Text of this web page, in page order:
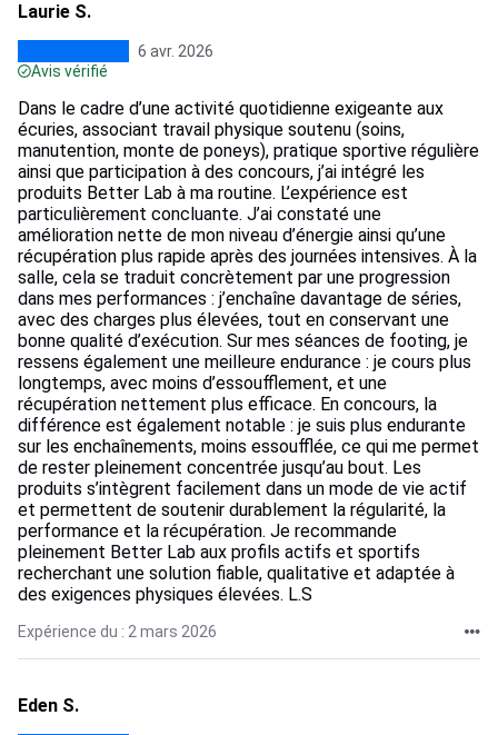
Laurie S.
6 avr. 2026
Avis vérifié
Dans le cadre d’une activité quotidienne exigeante aux
écuries, associant travail physique soutenu (soins,
manutention, monte de poneys), pratique sportive régulière
ainsi que participation à des concours, j’ai intégré les
produits Better Lab à ma routine. L’expérience est
particulièrement concluante. J’ai constaté une
amélioration nette de mon niveau d’énergie ainsi qu’une
récupération plus rapide après des journées intensives. À la
salle, cela se traduit concrètement par une progression
dans mes performances : j’enchaîne davantage de séries,
avec des charges plus élevées, tout en conservant une
bonne qualité d’exécution. Sur mes séances de footing, je
ressens également une meilleure endurance : je cours plus
longtemps, avec moins d’essoufflement, et une
récupération nettement plus efficace. En concours, la
différence est également notable : je suis plus endurante
sur les enchaînements, moins essoufflée, ce qui me permet
de rester pleinement concentrée jusqu’au bout. Les
produits s’intègrent facilement dans un mode de vie actif
et permettent de soutenir durablement la régularité, la
performance et la récupération. Je recommande
pleinement Better Lab aux profils actifs et sportifs
recherchant une solution fiable, qualitative et adaptée à
des exigences physiques élevées. L.S
Expérience du : 2 mars 2026
Eden S.